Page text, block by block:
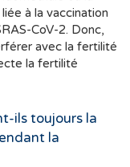
CoV-2. Donc,
avec la fertilité
la fertilité
ils toujours la
la